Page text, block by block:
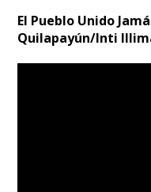
El Pueblo Unido
Quilapayún/Inti